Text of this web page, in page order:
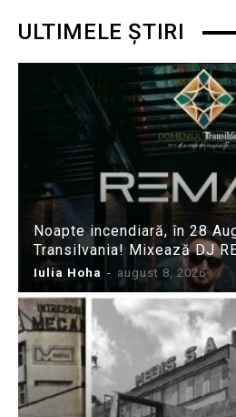
ULTIMELE ȘTIRI
Noapte incendiară, în 28
Transilvania! Mixează DJ
Iulia Hoha - august 8, 2026